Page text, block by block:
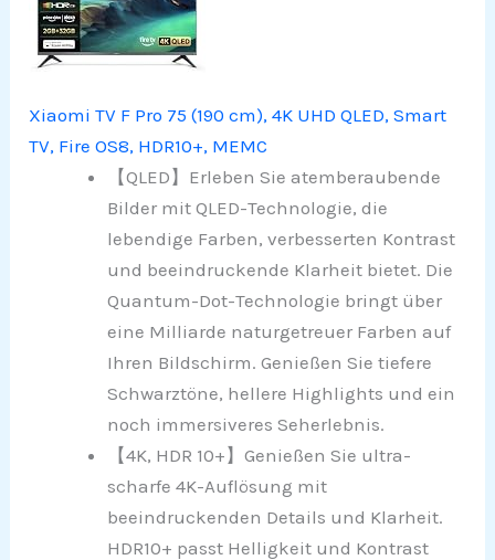
Xiaomi TV F Pro 75 (190 cm), 4K UHD QLED, Smart
TV, Fire OS8, HDR10+, MEMC
【QLED】Erleben Sie atemberaubende
Bilder mit QLED-Technologie, die
lebendige Farben, verbesserten Kontrast
und beeindruckende Klarheit bietet. Die
Quantum-Dot-Technologie bringt über
eine Milliarde naturgetreuer Farben auf
Ihren Bildschirm. Genießen Sie tiefere
Schwarztöne, hellere Highlights und ein
noch immersiveres Seherlebnis.
【4K, HDR 10+】Genießen Sie ultra-
scharfe 4K-Auflösung mit
beeindruckenden Details und Klarheit.
HDR10+ passt Helligkeit und Kontrast